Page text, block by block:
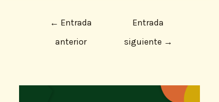
← Entrada
anterior
Entrada
siguiente →